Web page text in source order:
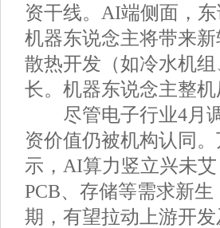
资干线。AI端侧面，
机器东说念主将带来
散热开发（如冷水机
长。机器东说念主整
尽管电子行业4月调
资价值仍被机构认同
示，AI算力竖立兴未
PCB、存储等需求新
期，有望拉动上游开